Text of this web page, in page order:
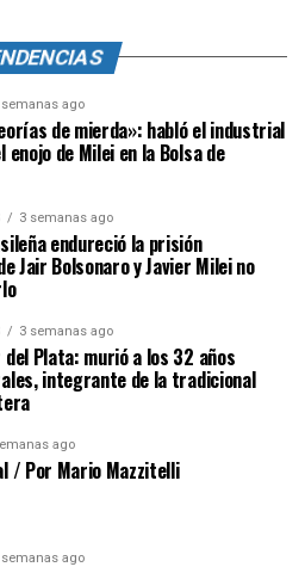
semanas ago
de mierda»: habló el industrial
enojo de Milei en la Bolsa de
3 semanas ago
endureció la prisión
Jair Bolsonaro y Javier Milei no
3 semanas ago
del Plata: murió a los 32 años
integrante de la tradicional
ago
/ Por Mario Mazzitelli
semanas ago